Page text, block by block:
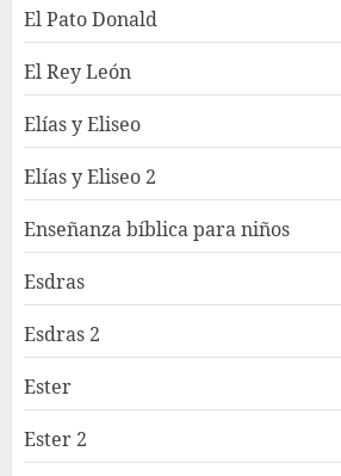
El Pato Donald
El Rey León
Elías y Eliseo
Elías y Eliseo 2
Enseñanza bíblica para niños
Esdras
Esdras 2
Ester
Ester 2